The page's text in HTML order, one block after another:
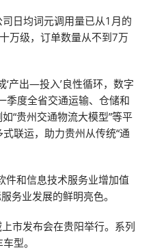
日均词元调用量已从1月的
万级，订单数量从不到7万
‘产出—投入’良性循环，数字
季度全省交通运输、仓储和
“贵州交通物流大模型”等平
联运，助力贵州从传统“通
件和信息技术服务业增加值
务业发展的鲜明亮色。
市发布会在贵阳举行。系列
型。